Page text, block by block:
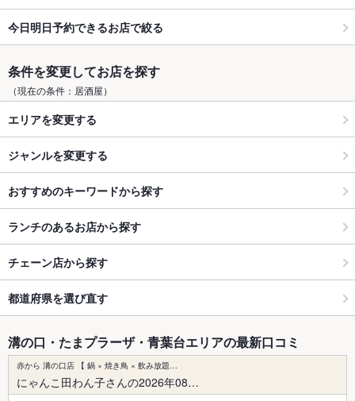
今日明日予約できるお店で絞る
条件を変更してお店を探す
（現在の条件：居酒屋）
エリアを変更する
ジャンルを変更する
おすすめのキーワードから探す
ランチのあるお店から探す
チェーン店から探す
都道府県を選び直す
溝の口・たまプラーザ・青葉台エリアの最新口コミ
赤から 溝の口店 【 鍋 × 焼き鳥 × 飲み放題…
にゃんこ田わん子さんの2026年08…